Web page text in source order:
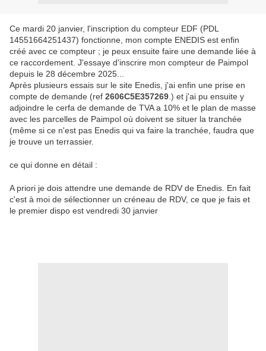
Ce mardi 20 janvier, l'inscription du compteur EDF (PDL
14551664251437) fonctionne, mon compte ENEDIS est enfin
créé avec ce compteur ; je peux ensuite faire une demande liée à
ce raccordement. J'essaye d'inscrire mon compteur de Paimpol
depuis le 28 décembre 2025...
Après plusieurs essais sur le site Enedis, j'ai enfin une prise en
compte de demande (ref 2606C5E357269 .) et j'ai pu ensuite y
adjoindre le cerfa de demande de TVA a 10% et le plan de masse
avec les parcelles de Paimpol où doivent se situer la tranchée
(même si ce n'est pas Enedis qui va faire la tranchée, faudra que
je trouve un terrassier.
ce qui donne en détail :
A priori je dois attendre une demande de RDV de Enedis. En fait
c'est à moi de sélectionner un créneau de RDV, ce que je fais et
le premier dispo est vendredi 30 janvier